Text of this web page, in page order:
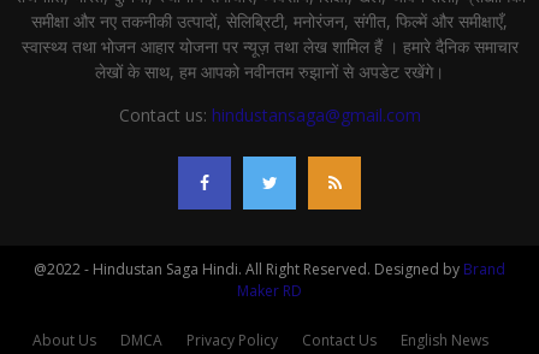
समीक्षा और नए तकनीकी उत्पादों, सेलिब्रिटी, मनोरंजन, संगीत, फिल्में और समीक्षाएँ,
स्वास्थ्य तथा भोजन आहार योजना पर न्यूज़ तथा लेख शामिल हैं । हमारे दैनिक समाचार
लेखों के साथ, हम आपको नवीनतम रुझानों से अपडेट रखेंगे।
Contact us: hindustansaga@gmail.com
@2022 - Hindustan Saga Hindi. All Right Reserved. Designed by Brand
Maker RD
About Us DMCA Privacy Policy Contact Us English News